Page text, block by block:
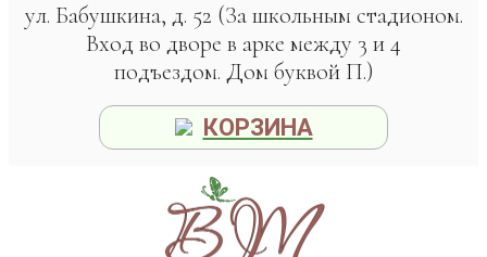
ул. Бабушкина, д. 52 (За школьным стадионом.
Вход во дворе в арке между 3 и 4
подъездом. Дом буквой П.)
КОРЗИНА